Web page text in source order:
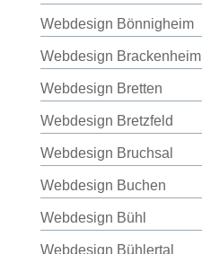
Webdesign Bönnigheim
Webdesign Brackenheim
Webdesign Bretten
Webdesign Bretzfeld
Webdesign Bruchsal
Webdesign Buchen
Webdesign Bühl
Webdesign Bühlertal